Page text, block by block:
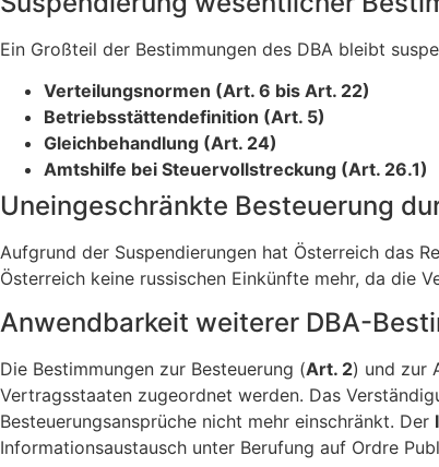
Ein Großteil der Bestimmungen des DBA bleibt
Verteilungsnormen (Art. 6 bis Art. 22)
Betriebsstättendefinition (Art. 5)
Gleichbehandlung (Art. 24)
Amtshilfe bei Steuervollstreckung (Art. 26.1)
Uneingeschränkte Besteuerung
Aufgrund der Suspendierungen hat Österreich das
Österreich keine russischen Einkünfte mehr, da die
Anwendbarkeit weiterer DBA-
Die Bestimmungen zur Besteuerung (Art. 2) und zur
Vertragsstaaten zugeordnet werden. Das
Besteuerungsansprüche nicht mehr einschränkt. Der
Informationsaustausch unter Berufung auf Ordre